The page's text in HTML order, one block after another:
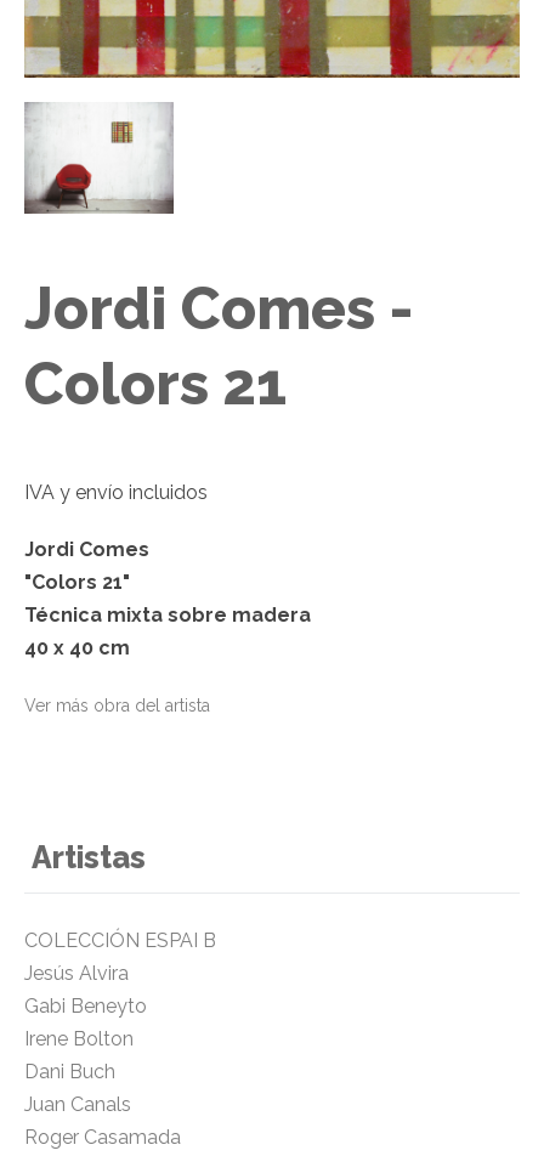
Artistas
COLECCIÓN ESPAI B
Jesús Alvira
Gabi Beneyto
Irene Bolton
Dani Buch
Juan Canals
Roger Casamada
Jordi Comes -
Colors 21
IVA y envío incluidos
Jordi Comes
"Colors 21"
Técnica mixta sobre madera
40 x 40 cm
Ver más obra del artista